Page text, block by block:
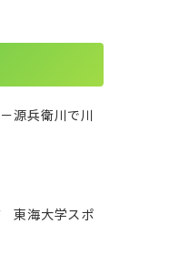
源兵衛川で川
東海大学スポ